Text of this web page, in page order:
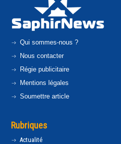
Qui sommes-nous ?
Nous contacter
Régie publicitaire
Mentions légales
Soumettre article
Rubriques
Actualité